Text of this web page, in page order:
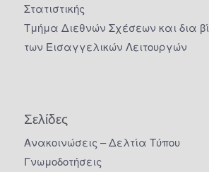
Στατιστικής
Τμήμα Διεθνών Σχέσεων και δια
των Εισαγγελικών Λειτουργών
Σελίδες
Ανακοινώσεις – Δελτία Τύπου
Γνωμοδοτήσεις